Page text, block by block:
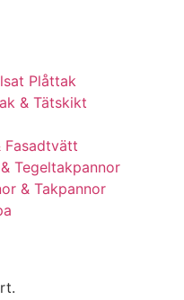
Plåttak
& Tätskikt
Fasadtvätt
Tegeltakpannor
& Takpannor